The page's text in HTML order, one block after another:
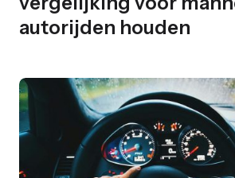
autorijden houden